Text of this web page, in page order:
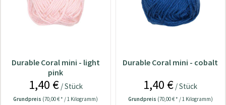
Durable Coral mini - light
pink
1,40 €/ Stück
Grundpreis (70,00 € * / 1 Kilogramm)
Durable Coral mini - cobalt
1,40 € / Stück
Grundpreis (70,00 € * / 1 Kilogramm)